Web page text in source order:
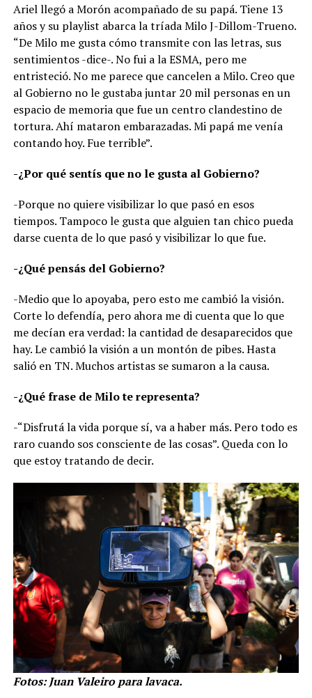
Ariel llegó a Morón acompañado de su papá. Tiene 13
años y su playlist abarca la tríada Milo J-Dillom-Trueno.
“De Milo me gusta cómo transmite con las letras, sus
sentimientos -dice-. No fui a la ESMA, pero me
entristeció. No me parece que cancelen a Milo. Creo que
al Gobierno no le gustaba juntar 20 mil personas en un
espacio de memoria que fue un centro clandestino de
tortura. Ahí mataron embarazadas. Mi papá me venía
contando hoy. Fue terrible”.
-¿Por qué sentís que no le gusta al Gobierno?
-Porque no quiere visibilizar lo que pasó en esos
tiempos. Tampoco le gusta que alguien tan chico pueda
darse cuenta de lo que pasó y visibilizar lo que fue.
-¿Qué pensás del Gobierno?
-Medio que lo apoyaba, pero esto me cambió la visión.
Corte lo defendía, pero ahora me di cuenta que lo que
me decían era verdad: la cantidad de desaparecidos que
hay. Le cambió la visión a un montón de pibes. Hasta
salió en TN. Muchos artistas se sumaron a la causa.
-¿Qué frase de Milo te representa?
-“Disfrutá la vida porque sí, va a haber más. Pero todo es
raro cuando sos consciente de las cosas”. Queda con lo
que estoy tratando de decir.
Fotos: Juan Valeiro para lavaca.